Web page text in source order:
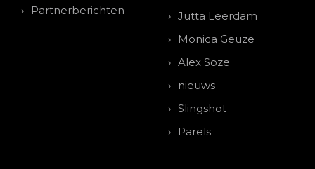
Partnerberichten
Jutta Leerdam
Monica Geuze
Alex Soze
nieuws
Slingshot
Parels